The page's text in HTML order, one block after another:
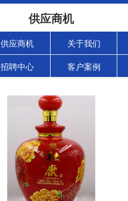
供应商机
供应商机 关于我们
招聘中心 客户案例